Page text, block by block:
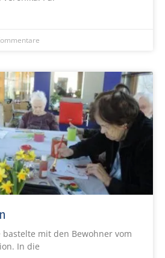
bastelte mit den Bewohner vom
In die